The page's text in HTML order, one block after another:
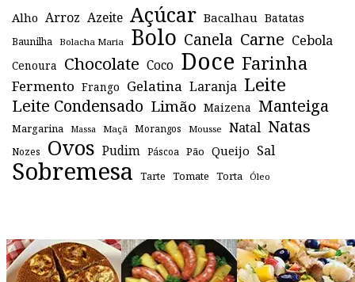
Alho Arroz Azeite Açúcar Bacalhau Batatas
Baunilha Bolacha Maria Bolo Canela Carne Cebola
Cenoura Chocolate Coco Doce Farinha
Fermento Frango Gelatina Laranja Leite
Leite Condensado Limão Maizena Manteiga
Margarina Massa Maçã Morangos Mousse Natal Natas
Nozes Ovos Pudim Páscoa Pão Queijo Sal
Sobremesa Tarte Tomate Torta Óleo